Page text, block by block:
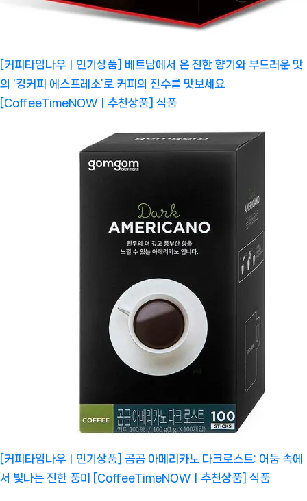
[커피타임나우ㅣ인기상품] 베트남에서 온 진한 향기와 부드러운 맛
의 ‘킹커피 에스프레소’로 커피의 진수를 맛보세요
[CoffeeTimeNOWㅣ추천상품]
식품
[커피타임나우ㅣ인기상품] 곰곰 아메리카노 다크로스트: 어둠 속에
서 빛나는 진한 풍미 [CoffeeTimeNOWㅣ추천상품]
식품